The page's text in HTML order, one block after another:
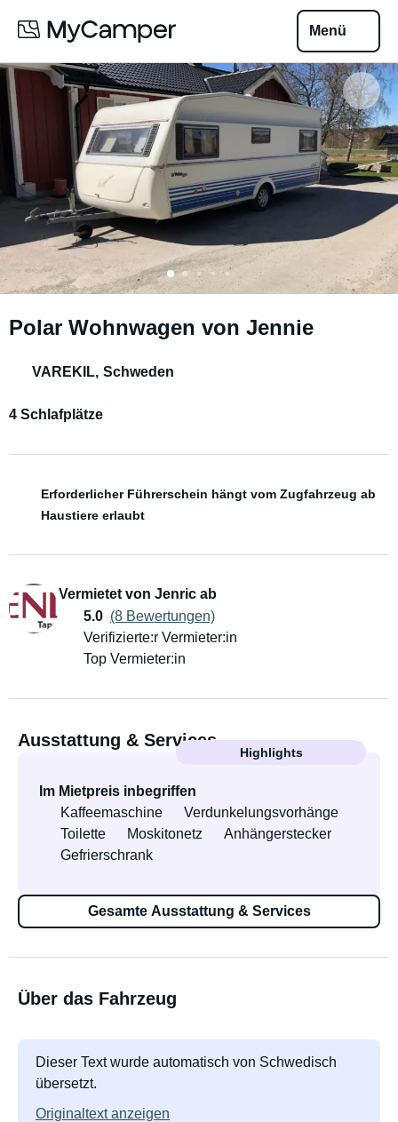
Menü
Polar Wohnwagen von Jennie
VAREKIL, Schweden
4 Schlafplätze
Erforderlicher Führerschein hängt vom Zugfahrzeug ab
Haustiere erlaubt
Vermietet von Jenric ab
5.0 (8 Bewertungen)
Verifizierte:r Vermieter:in
Top Vermieter:in
Ausstattung & Services
Highlights
Im Mietpreis inbegriffen
Kaffeemaschine
Verdunkelungsvorhänge
Toilette
Moskitonetz
Anhängerstecker
Gefrierschrank
Gesamte Ausstattung & Services
Über das Fahrzeug
Dieser Text wurde automatisch von Schwedisch
übersetzt.
Originaltext anzeigen